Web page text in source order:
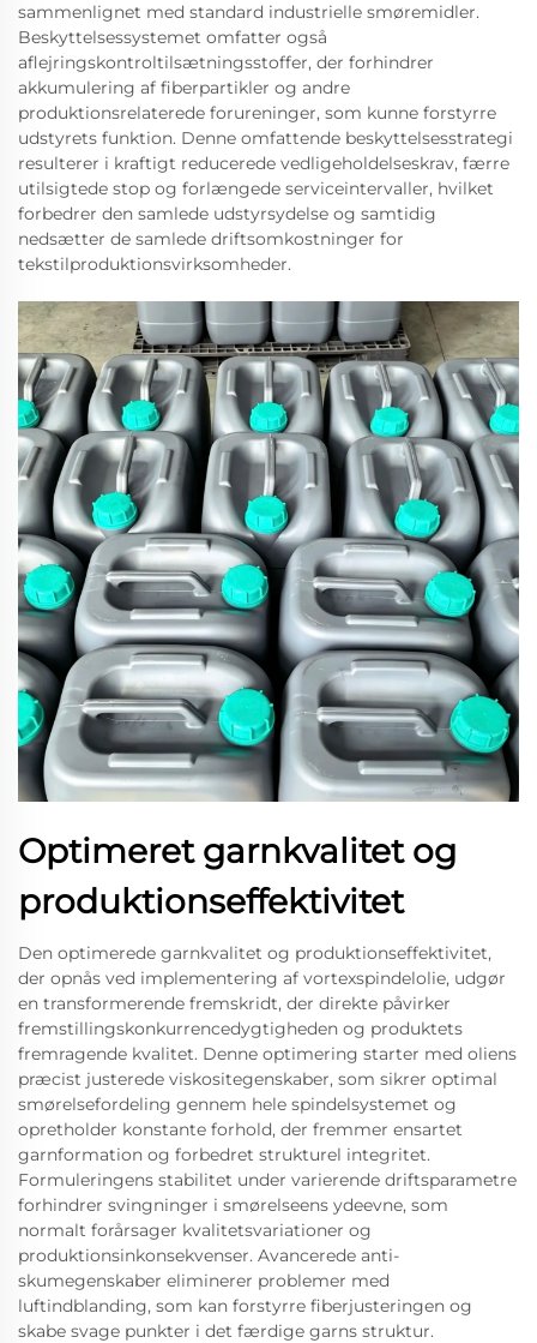
sammenlignet med standard industrielle smøremidler.
Beskyttelsessystemet omfatter også
aflejringskontroltilsætningsstoffer, der forhindrer
akkumulering af fiberpartikler og andre
produktionsrelaterede forureninger, som kunne forstyrre
udstyrets funktion. Denne omfattende beskyttelsesstrategi
resulterer i kraftigt reducerede vedligeholdelseskrav, færre
utilsigtede stop og forlængede serviceintervaller, hvilket
forbedrer den samlede udstyrsydelse og samtidig
nedsætter de samlede driftsomkostninger for
tekstilproduktionsvirksomheder.
Optimeret garnkvalitet og
produktionseffektivitet
Den optimerede garnkvalitet og produktionseffektivitet,
der opnås ved implementering af vortexspindelolie, udgør
en transformerende fremskridt, der direkte påvirker
fremstillingskonkurrencedygtigheden og produktets
fremragende kvalitet. Denne optimering starter med oliens
præcist justerede viskositegenskaber, som sikrer optimal
smørelsefordeling gennem hele spindelsystemet og
opretholder konstante forhold, der fremmer ensartet
garnformation og forbedret strukturel integritet.
Formuleringens stabilitet under varierende driftsparametre
forhindrer svingninger i smørelseens ydeevne, som
normalt forårsager kvalitetsvariationer og
produktionsinkonsekvenser. Avancerede anti-
skumegenskaber eliminerer problemer med
luftindblanding, som kan forstyrre fiberjusteringen og
skabe svage punkter i det færdige garns struktur.